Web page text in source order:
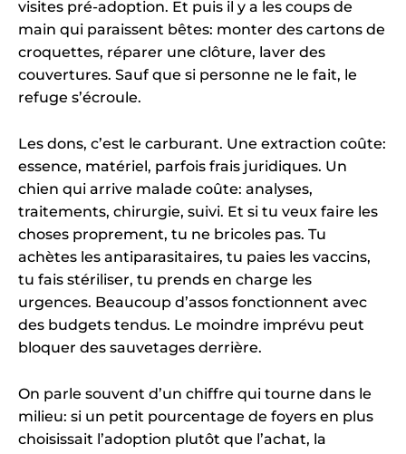
visites pré-adoption. Et puis il y a les coups de
main qui paraissent bêtes: monter des cartons de
croquettes, réparer une clôture, laver des
couvertures. Sauf que si personne ne le fait, le
refuge s’écroule.
Les dons, c’est le carburant. Une extraction coûte:
essence, matériel, parfois frais juridiques. Un
chien qui arrive malade coûte: analyses,
traitements, chirurgie, suivi. Et si tu veux faire les
choses proprement, tu ne bricoles pas. Tu
achètes les antiparasitaires, tu paies les vaccins,
tu fais stériliser, tu prends en charge les
urgences. Beaucoup d’assos fonctionnent avec
des budgets tendus. Le moindre imprévu peut
bloquer des sauvetages derrière.
On parle souvent d’un chiffre qui tourne dans le
milieu: si un petit pourcentage de foyers en plus
choisissait l’adoption plutôt que l’achat, la